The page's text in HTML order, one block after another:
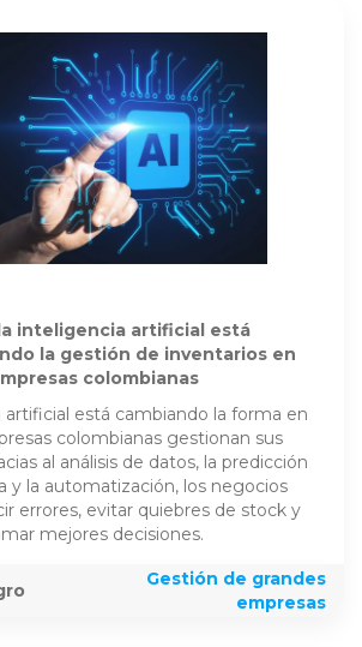
inteligencia artificial está
la gestión de inventarios en
colombianas
artificial está cambiando la forma en
colombianas gestionan sus
al análisis de datos, la predicción
y la automatización, los negocios
errores, evitar quiebres de stock y
mejores decisiones.
Gestión de grandes
empresas